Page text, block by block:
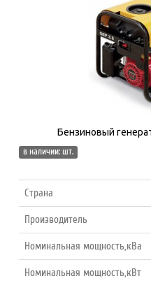
Бензиновый
в наличии: шт.
Страна
Производитель
Номинальная мощность,кВа
Номинальная мощность,кВт